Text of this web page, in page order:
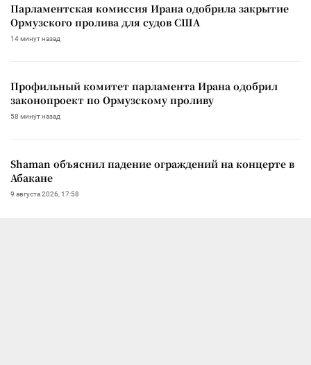
Парламентская комиссия Ирана одобрила закрытие
Ормузского пролива для судов США
14 минут назад
Профильный комитет парламента Ирана одобрил
законопроект по Ормузскому проливу
58 минут назад
Shaman объяснил падение ограждений на концерте в
Абакане
9 августа 2026, 17:58